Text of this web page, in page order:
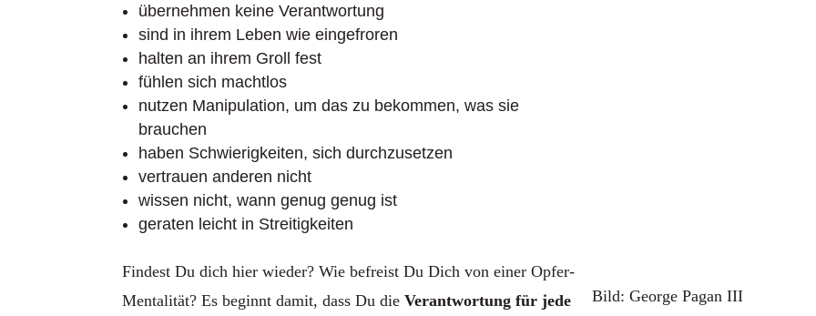
Bild: George Pagan III
übernehmen keine Verantwortung
sind in ihrem Leben wie eingefroren
halten an ihrem Groll fest
fühlen sich machtlos
nutzen Manipulation, um das zu bekommen, was sie
brauchen
haben Schwierigkeiten, sich durchzusetzen
vertrauen anderen nicht
wissen nicht, wann genug genug ist
geraten leicht in Streitigkeiten
Findest Du dich hier wieder? Wie befreist Du Dich von einer Opfer-
Mentalität? Es beginnt damit, dass Du dieVerantwortung für jede